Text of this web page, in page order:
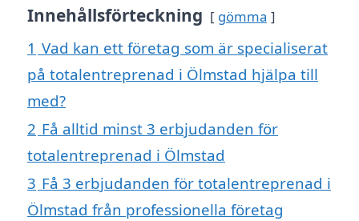
Innehållsförteckning gömma
1 Vad kan ett företag som är specialiserat
på totalentreprenad i Ölmstad hjälpa till
med?
2 Få alltid minst 3 erbjudanden för
totalentreprenad i Ölmstad
3 Få 3 erbjudanden för totalentreprenad i
Ölmstad från professionella företag